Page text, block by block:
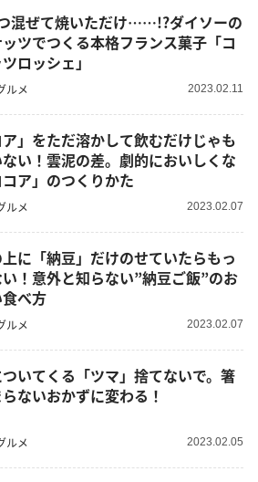
混ぜて焼いただけ……!?ダイソーの
ツでつくる本格フランス菓子「コ
ロッシェ」
ルメ 2023.02.11
ア」をただ溶かして飲むだけじゃも
い！雲泥の差。劇的においしくな
ア」のつくりかた
ルメ 2023.02.07
に「納豆」だけのせていたらもっ
！意外と知らない”納豆ご飯”のお
べ方
ルメ 2023.02.07
いてくる「ツマ」捨てないで。箸
ないおかずに変わる！
ルメ 2023.02.05